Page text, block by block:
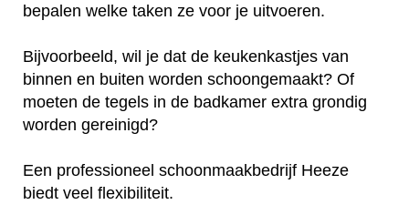
bepalen welke taken ze voor je uitvoeren.
Bijvoorbeeld, wil je dat de keukenkastjes van
binnen en buiten worden schoongemaakt? Of
moeten de tegels in de badkamer extra grondig
worden gereinigd?
Een professioneel schoonmaakbedrijf Heeze
biedt veel flexibiliteit.